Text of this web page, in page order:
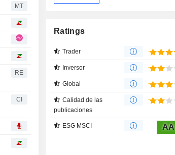
MT
RE
CI
Ratings
Trader
Inversor
Global
Calidad de las
publicaciones
ESG MSCI AA